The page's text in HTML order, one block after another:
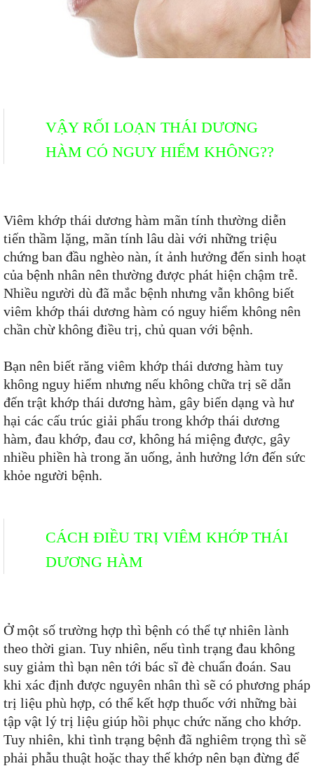
VẬY RỐI LOẠN THÁI DƯƠNG
HÀM CÓ NGUY HIỂM KHÔNG??
Viêm khớp thái dương hàm mãn tính thường diễn
tiến thầm lặng, mãn tính lâu dài với những triệu
chứng ban đầu nghèo nàn, ít ảnh hưởng đến sinh hoạt
của bệnh nhân nên thường được phát hiện chậm trễ.
Nhiều người dù đã mắc bệnh nhưng vẫn không biết
viêm khớp thái dương hàm có nguy hiểm không nên
chần chừ không điều trị, chủ quan với bệnh.
Bạn nên biết răng viêm khớp thái dương hàm tuy
không nguy hiểm nhưng nếu không chữa trị sẽ dẫn
đến trật khớp thái dương hàm, gây biến dạng và hư
hại các cấu trúc giải phẩu trong khớp thái dương
hàm, đau khớp, đau cơ, không há miệng được, gây
nhiều phiền hà trong ăn uống, ảnh hưởng lớn đến sức
khỏe người bệnh.
CÁCH ĐIỀU TRỊ VIÊM KHỚP THÁI
DƯƠNG HÀM
Ở một số trường hợp thì bệnh có thể tự nhiên lành
theo thời gian. Tuy nhiên, nếu tình trạng đau không
suy giảm thì bạn nên tới bác sĩ đè chuẩn đoán. Sau
khi xác định được nguyên nhân thì sẽ có phương pháp
trị liệu phù hợp, có thể kết hợp thuốc với những bài
tập vật lý trị liệu giúp hồi phục chức năng cho khớp.
Tuy nhiên, khi tình trạng bệnh đã nghiêm trọng thì sẽ
phải phẫu thuật hoặc thay thế khớp nên bạn đừng để